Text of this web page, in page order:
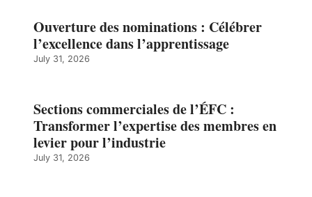
Ouverture des nominations : Célébrer
l’excellence dans l’apprentissage
July 31, 2026
Sections commerciales de l’ÉFC :
Transformer l’expertise des membres en
levier pour l’industrie
July 31, 2026